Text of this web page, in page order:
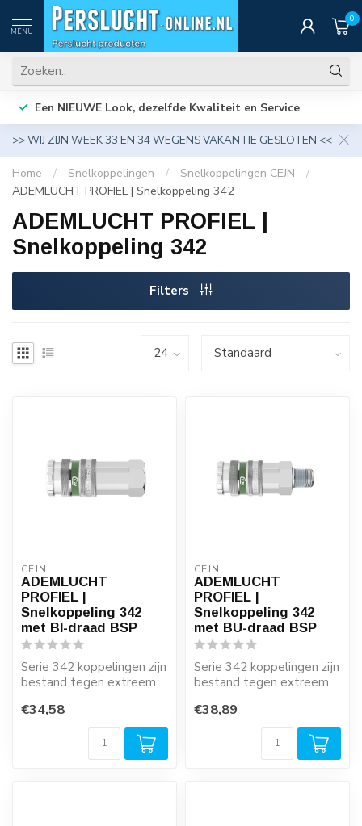
MENU
0
Een NIEUWE Look, dezelfde Kwaliteit en Service
>> WIJ ZIJN WEEK 33 EN 34 WEGENS VAKANTIE GESLOTEN <<
Home / Snelkoppelingen / Snelkoppelingen CEJN
/
ADEMLUCHT PROFIEL | Snelkoppeling 342
ADEMLUCHT PROFIEL |
Snelkoppeling 342
Filters
CEJN
ADEMLUCHT
PROFIEL |
Snelkoppeling 342
met BI-draad BSP
Serie 342 koppelingen zijn
bestand tegen extreem
zware...
€34,58
CEJN
ADEMLUCHT
PROFIEL |
Snelkoppeling 342
met BU-draad BSP
Serie 342 koppelingen zijn
bestand tegen extreem
zware...
€38,89